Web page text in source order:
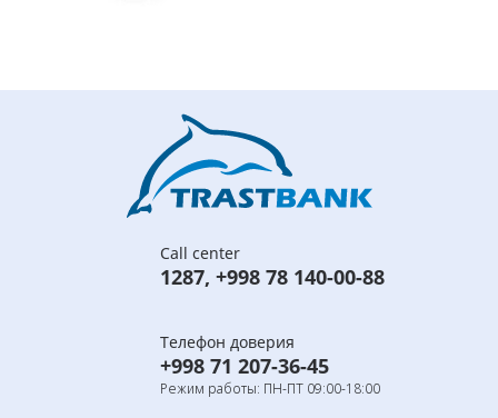
Call center
1287, +998 78 140-00-88
Телефон доверия
+998 71 207-36-45
Режим работы: ПН-ПТ 09:00-18:00